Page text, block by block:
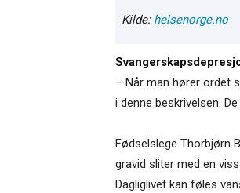
Kilde:helsenorge.no
– Når man hører ordet
i denne beskrivelsen.
Fødselslege Thorbjørn
gravid sliter med en
Dagliglivet kan føles